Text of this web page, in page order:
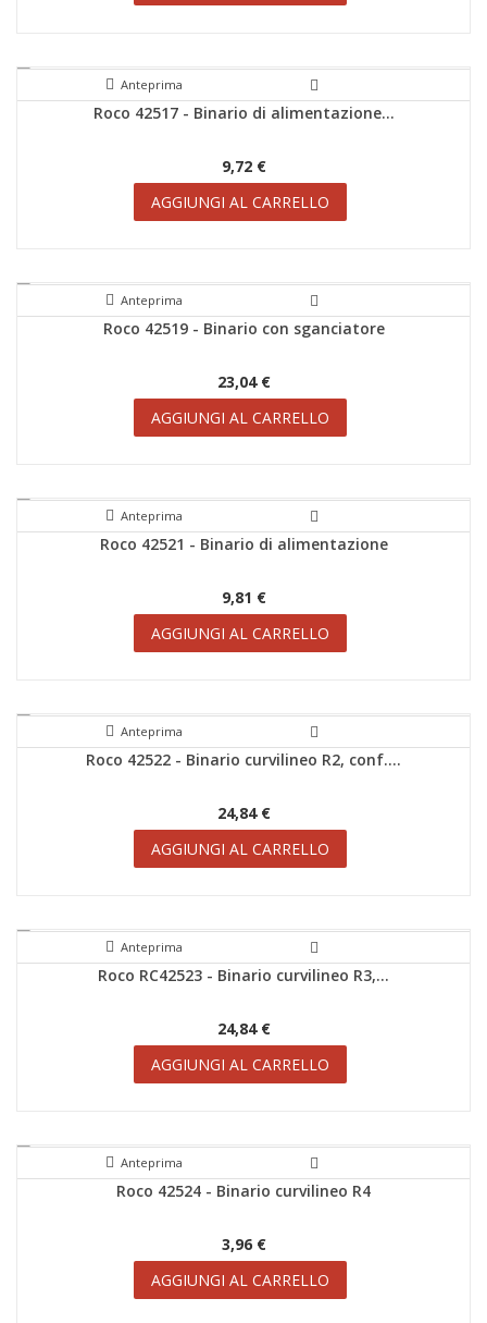
Anteprima
Roco 42517 - Binario di alimentazione...
9,72 €
AGGIUNGI AL CARRELLO
Anteprima
Roco 42519 - Binario con sganciatore
23,04 €
AGGIUNGI AL CARRELLO
Anteprima
Roco 42521 - Binario di alimentazione
9,81 €
AGGIUNGI AL CARRELLO
Anteprima
Roco 42522 - Binario curvilineo R2, conf....
24,84 €
AGGIUNGI AL CARRELLO
Anteprima
Roco RC42523 - Binario curvilineo R3,...
24,84 €
AGGIUNGI AL CARRELLO
Anteprima
Roco 42524 - Binario curvilineo R4
3,96 €
AGGIUNGI AL CARRELLO